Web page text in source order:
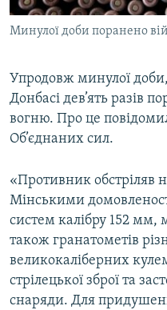
КРИМ РЕАЛІЇ
УКР
КТАТ
ДОЛУЧАЙСЯ!
Усі сайти RFE/RL
Минулої доби поранено
Упродовж минулої
Донбасі дев’ять
вогню. Про це
Об’єднаних сил.
«Противник обстріляв
Мінськими
систем калібру 152 мм,
також гранатометів
великокаліберних
стрілецької зброї та
снаряди. Для